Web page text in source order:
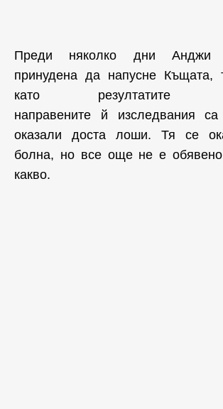
Преди няколко дни Анджи
принудена да напусне Къщата,
като резултатите
направените й изследвания
оказали доста лоши. Тя се
болна, но все още не е
какво.